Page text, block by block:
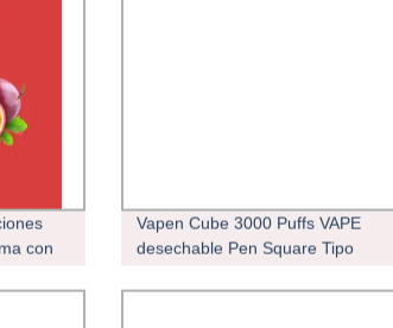
con
Pod
Vapen Cube 3000 Puffs VAPE
desechable Pen Square Tipo